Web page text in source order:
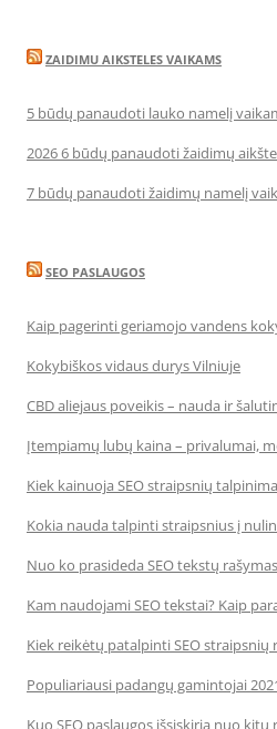
ZAIDIMU AIKSTELES VAIKAMS
5 būdų panaudoti lauko namelį
2026 6 būdų panaudoti žaidimų
7 būdų panaudoti žaidimų namelį
SEO PASLAUGOS
Kaip pagerinti geriamojo vandens
Kokybiškos vidaus durys Vilniuje
CBD aliejaus poveikis – nauda ir
Įtempiamų lubų kaina – privalumai,
Kiek kainuoja SEO straipsnių
Kokia nauda talpinti straipsnius į
Nuo ko prasideda SEO tekstų rašymas
Kam naudojami SEO tekstai? Kaip
Kiek reikėtų patalpinti SEO
Populiariausi padangų gamintojai
Kuo SEO paslaugos išsiskiria nuo kitų